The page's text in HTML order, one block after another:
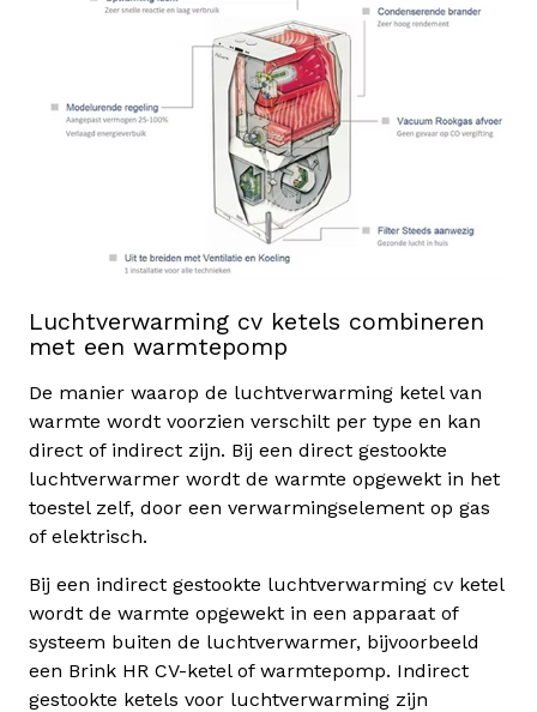
Luchtverwarming cv ketels combineren
met een warmtepomp
De manier waarop de luchtverwarming ketel van
warmte wordt voorzien verschilt per type en kan
direct of indirect zijn. Bij een direct gestookte
luchtverwarmer wordt de warmte opgewekt in het
toestel zelf, door een verwarmingselement op gas
of elektrisch.
Bij een indirect gestookte luchtverwarming cv ketel
wordt de warmte opgewekt in een apparaat of
systeem buiten de luchtverwarmer, bijvoorbeeld
een Brink HR CV-ketel of warmtepomp. Indirect
gestookte ketels voor luchtverwarming zijn